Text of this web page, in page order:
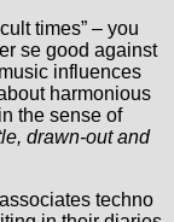
times” – you
se good against
influences
harmonious
the sense of
drawn-out and
techno